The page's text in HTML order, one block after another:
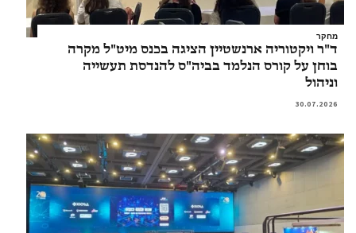
מחקר
ד"ר ויקטוריה ארנשטיין הציגה בכנס מיט"ל מקרה
בוחן על קורס הנלמד בביה"ס להנדסת תעשייה
וניהול
30.07.2026